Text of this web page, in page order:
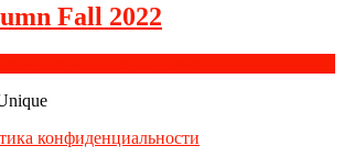
Fall 2022
конфиденциальности